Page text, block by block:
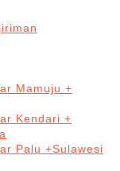
Mamuju +
Kendari +
Palu +Sulawesi